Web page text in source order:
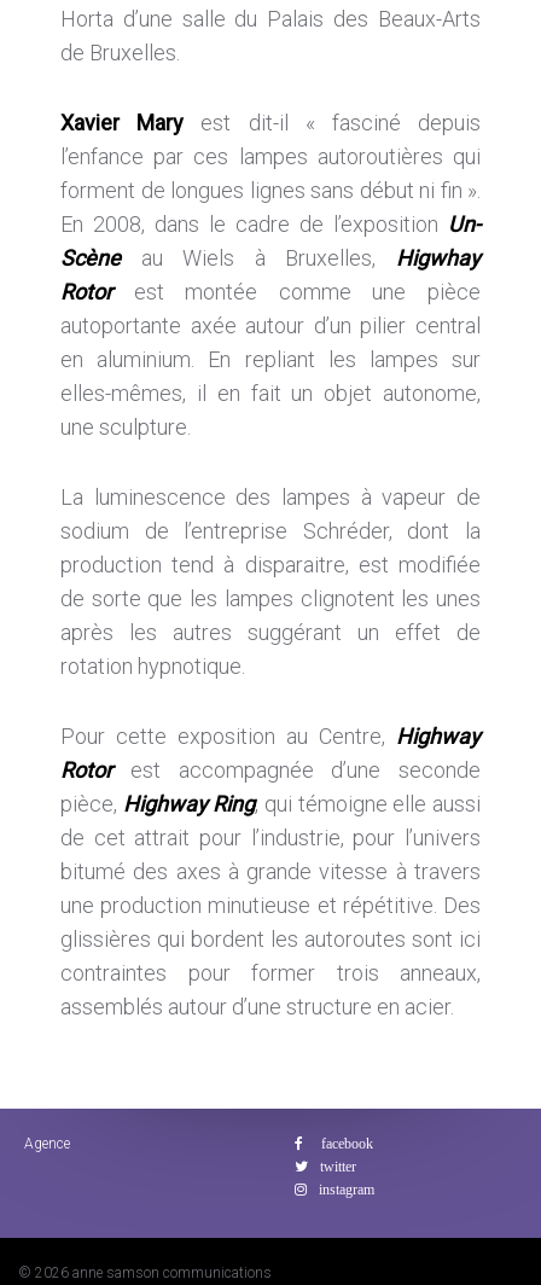
Horta d’une salle du Palais des Beaux-Arts
de Bruxelles.
Xavier Mary est dit-il « fasciné depuis
l’enfance par ces lampes autoroutières qui
forment de longues lignes sans début ni fin ».
En 2008, dans le cadre de l’exposition Un-
Scèneau Wiels à Bruxelles, Higwhay
Rotorest montée comme une pièce
autoportante axée autour d’un pilier central
en aluminium. En repliant les lampes sur
elles-mêmes, il en fait un objet autonome,
une sculpture.
La luminescence des lampes à vapeur de
sodium de l’entreprise Schréder, dont la
production tend à disparaitre, est modifiée
de sorte que les lampes clignotent les unes
après les autres suggérant un effet de
rotation hypnotique.
Pour cette exposition au Centre, Highway
Rotorest accompagnée d’une seconde
pièce, Highway Ring, qui témoigne elle aussi
de cet attrait pour l’industrie, pour l’univers
bitumé des axes à grande vitesse à travers
une production minutieuse et répétitive. Des
glissières qui bordent les autoroutes sont ici
contraintes pour former trois anneaux,
assemblés autour d’une structure en acier.
Agence
© 2026 anne samson communications